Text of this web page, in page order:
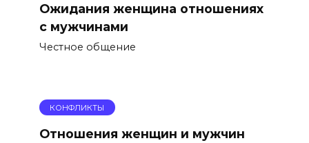
Ожидания женщина отношениях
с мужчинами
Честное общение
КОНФЛИКТЫ
Отношения женщин и мужчин